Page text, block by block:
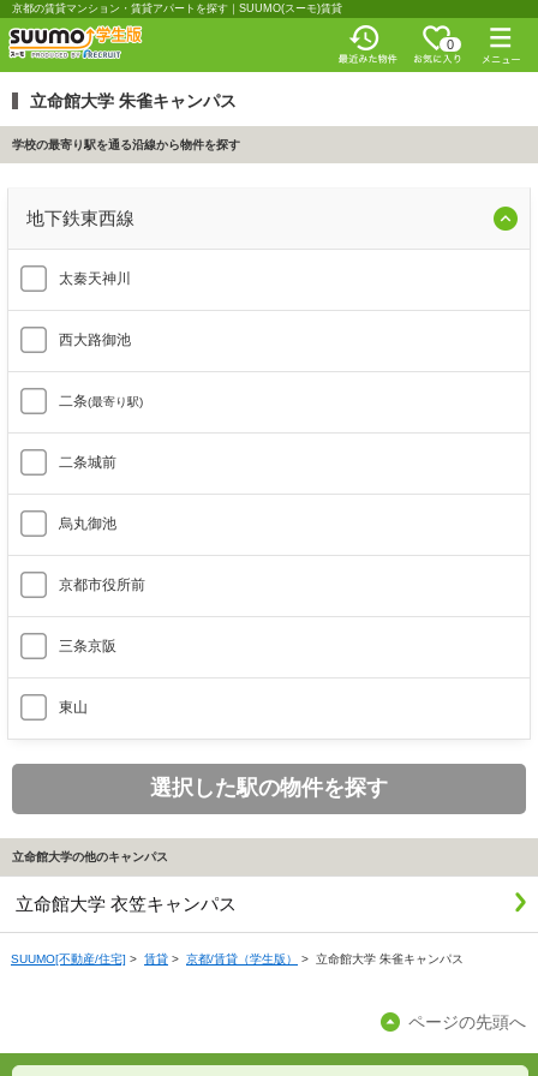
京都の賃貸マンション・賃貸アパートを探す｜SUUMO(スーモ)賃貸
0
立命館大学 朱雀キャンパス
学校の最寄り駅を通る沿線から物件を探す
地下鉄東西線
太秦天神川
西大路御池
二条(最寄り駅)
二条城前
烏丸御池
京都市役所前
三条京阪
東山
選択した駅の物件を探す
立命館大学の他のキャンパス
立命館大学 衣笠キャンパス
SUUMO[不動産/住宅] > 賃貸 > 京都/賃貸（学生版） > 立命館大学 朱雀キャンパス
ページの先頭へ